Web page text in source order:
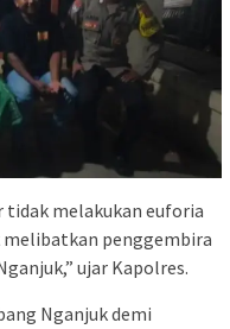
tidak melakukan euforia
penggembira
ujar Kapolres.
Nganjuk demi